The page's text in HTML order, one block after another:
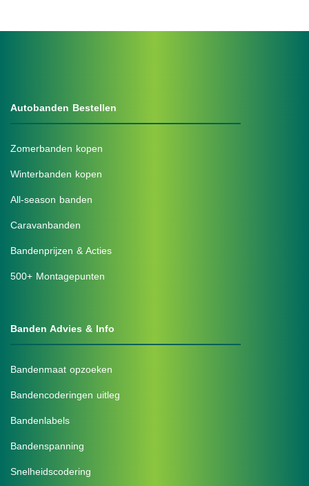
Autobanden Bestellen
Zomerbanden kopen
Winterbanden kopen
All-season banden
Caravanbanden
Bandenprijzen & Acties
500+ Montagepunten
Banden Advies & Info
Bandenmaat opzoeken
Bandencoderingen uitleg
Bandenlabels
Bandenspanning
Snelheidscodering